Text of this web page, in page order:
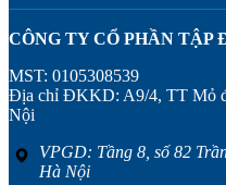
CÔNG TY CỔ PHẦN TẬP
MST: 0105308539
Địa chỉ ĐKKD: A9/4, TT Mỏ
Nội
VPGD: Tầng 8, số 82
Hà Nội